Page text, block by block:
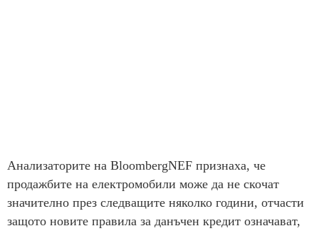
Анализаторите на BloombergNEF признаха, че
продажбите на електромобили може да не скочат
значително през следващите няколко години, отчасти
защото новите правила за данъчен кредит означават,